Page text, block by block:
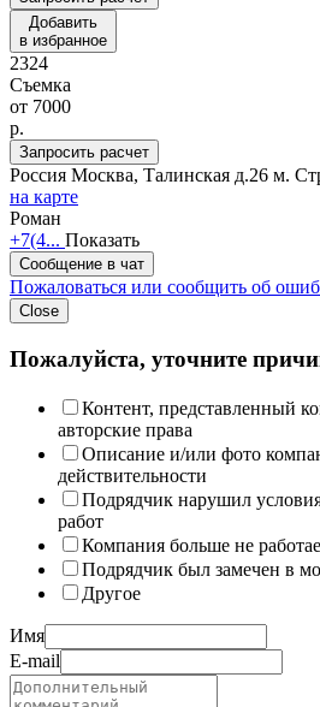
Добавить
в избранное
2324
Съемка
от 7000
p.
Запросить расчет
Россия Москва, Талинская д.26 м.
на карте
Роман
+7(4... Показать
Сообщение в чат
Пожаловаться или сообщить об
Close
Пожалуйста, уточните
Контент, представленный
авторские права
Описание и/или фото
действительности
Подрядчик нарушил
работ
Компания больше не
Подрядчик был замечен в
Другое
Имя
E-mail